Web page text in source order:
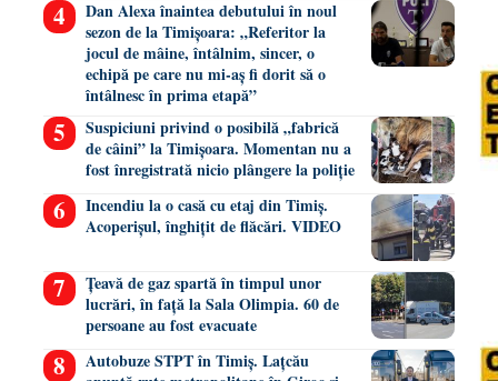
Dan Alexa înaintea debutului în noul
sezon de la Timișoara: „Referitor la
jocul de mâine, întâlnim, sincer, o
echipă pe care nu mi-aș fi dorit să o
întâlnesc în prima etapă”
Suspiciuni privind o posibilă „fabrică
de câini” la Timișoara. Momentan nu a
fost înregistrată nicio plângere la poliție
Incendiu la o casă cu etaj din Timiș.
Acoperișul, înghițit de flăcări. VIDEO
Țeavă de gaz spartă în timpul unor
lucrări, în față la Sala Olimpia. 60 de
persoane au fost evacuate
Autobuze STPT în Timiș. Lațcău